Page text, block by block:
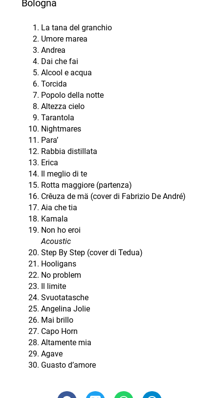
Bologna
La tana del granchio
Umore marea
Andrea
Dai che fai
Alcool e acqua
Torcida
Popolo della notte
Altezza cielo
Tarantola
Nightmares
Para’
Rabbia distillata
Erica
Il meglio di te
Rotta maggiore (partenza)
Crêuza de mä (cover di Fabrizio De André)
Aia che tia
Kamala
Non ho eroi
Acoustic
Step By Step (cover di Tedua)
Hooligans
No problem
Il limite
Svuotatasche
Angelina Jolie
Mai brillo
Capo Horn
Altamente mia
Agave
Guasto d’amore